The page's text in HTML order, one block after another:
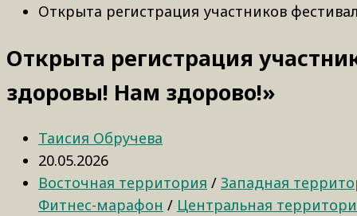
Открыта регистрация участников
Открыта регистрация
здоровы! Нам здорово!»
Таисия Обручева
20.05.2026
Восточная территория / Западная
Фитнес-марафон / Центральная